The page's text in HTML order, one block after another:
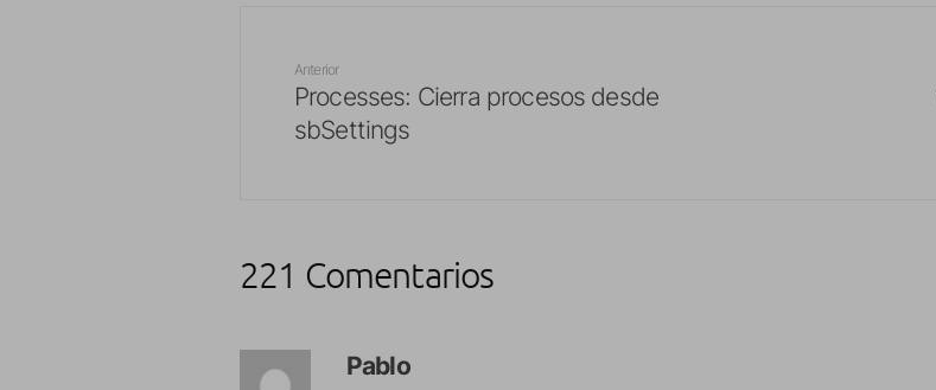
Anterior
Processes: Cierra procesos desde
sbSettings
221 Comentarios
Pablo